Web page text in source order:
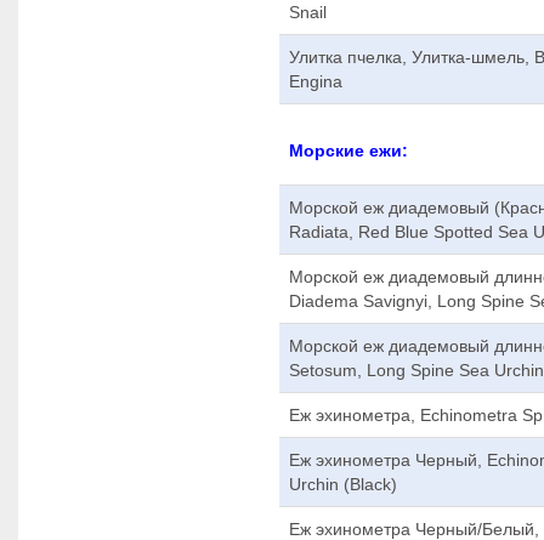
Snail
Улитка пчелка, Улитка-шмель,
Engina
Морские ежи:
Морской еж диадемовый
Radiata, Red Blue Spotted Sea
Морской еж диадемовый
Diadema Savignyi, Long Spine
Морской еж диадемовый
Setosum, Long Spine Sea
Еж эхинометра, Echinometra
Еж эхинометра Черный,
Urchin (Black)
Еж эхинометра Черный/Белый,